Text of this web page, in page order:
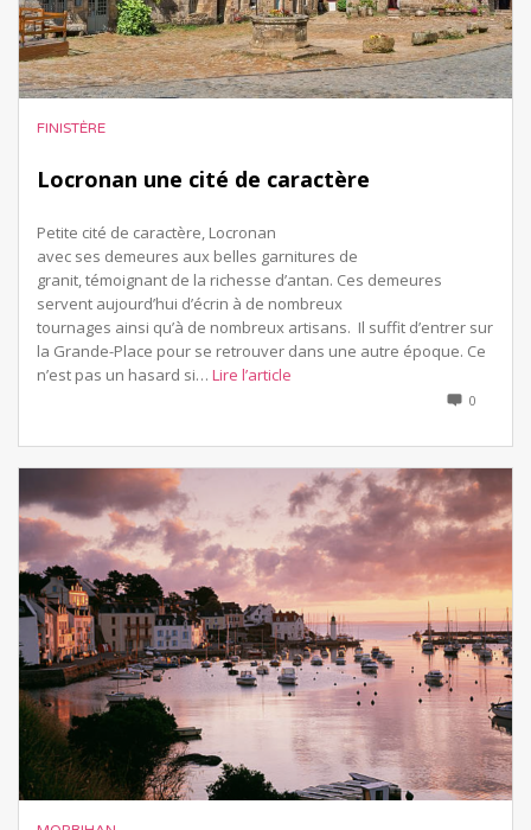
FINISTÈRE
Locronan une cité de caractère
Petite cité de caractère, Locronan
avec ses demeures aux belles garnitures de
granit, témoignant de la richesse d’antan. Ces demeures
servent aujourd’hui d’écrin à de nombreux
tournages ainsi qu’à de nombreux artisans. Il suffit d’entrer sur
la Grande-Place pour se retrouver dans une autre époque. Ce
n’est pas un hasard si… Lire l’article
0